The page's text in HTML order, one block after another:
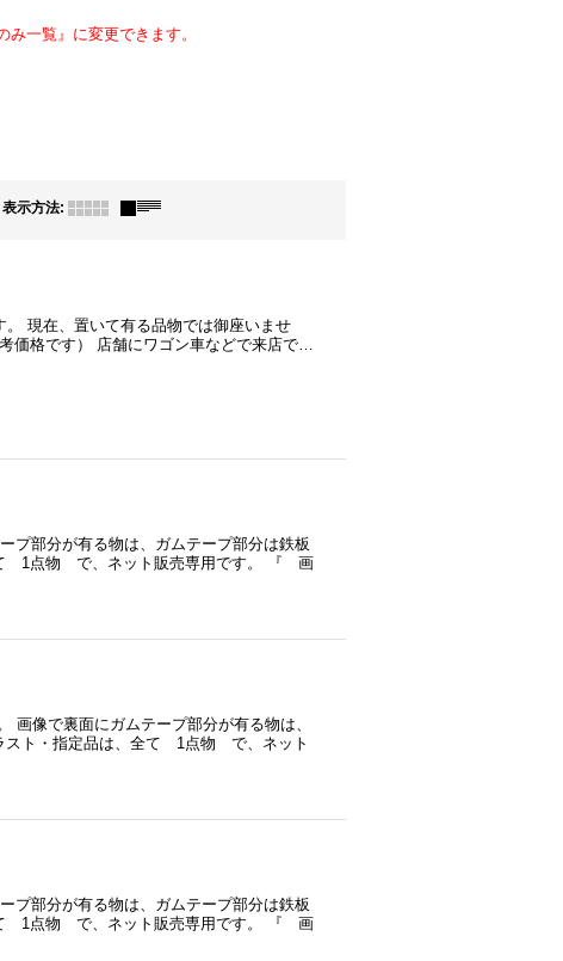
一覧』に変更できます。
表示方法:
現在、置いて有る品物では御座いませ
格です） 店舗にワゴン車などで来店で…
部分が有る物は、ガムテープ部分は鉄板
1点物 で、ネット販売専用です。 『 画
像で裏面にガムテープ部分が有る物は、
スト・指定品は、全て 1点物 で、ネット
部分が有る物は、ガムテープ部分は鉄板
1点物 で、ネット販売専用です。 『 画